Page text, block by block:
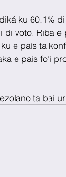
ku 60.1%
di voto. Riba
e pais ta
e pais fo’i
ta bai